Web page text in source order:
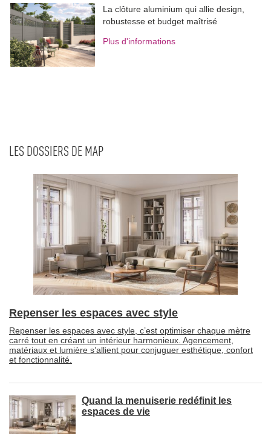
La clôture aluminium qui allie design,
robustesse et budget maîtrisé
Plus d'informations
LES DOSSIERS DE MAP
Repenser les espaces avec style
Repenser les espaces avec style, c’est optimiser chaque mètre
carré tout en créant un intérieur harmonieux. Agencement,
matériaux et lumière s’allient pour conjuguer esthétique, confort
et fonctionnalité.
Quand la menuiserie redéfinit les
espaces de vie